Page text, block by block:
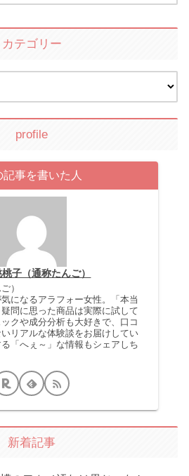
カテゴリー
profile
記事を書いた人
子（通称たんご）
）
になるアラフォー女性。「本当
問に思った商品は実際に試して
クや成分分析も大好きで、口コ
リアルな体験談をお届けしてい
「へぇ～」な情報もシェアしち
新着記事